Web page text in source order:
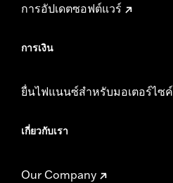
การอัปเดตซอฟต์แวร์
การเงิน
ยื่นไฟแนนซ์สำหรับมอเตอร์ไซค์
เกี่ยวกับเรา
Our Company